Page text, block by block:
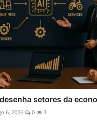
setores da
6, 2026 0 3